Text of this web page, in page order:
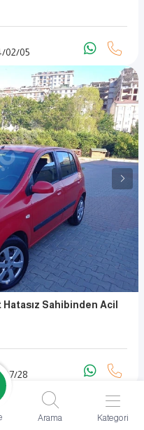
/02/05
Sahibinden Acil
/07/28
Arama Kategori